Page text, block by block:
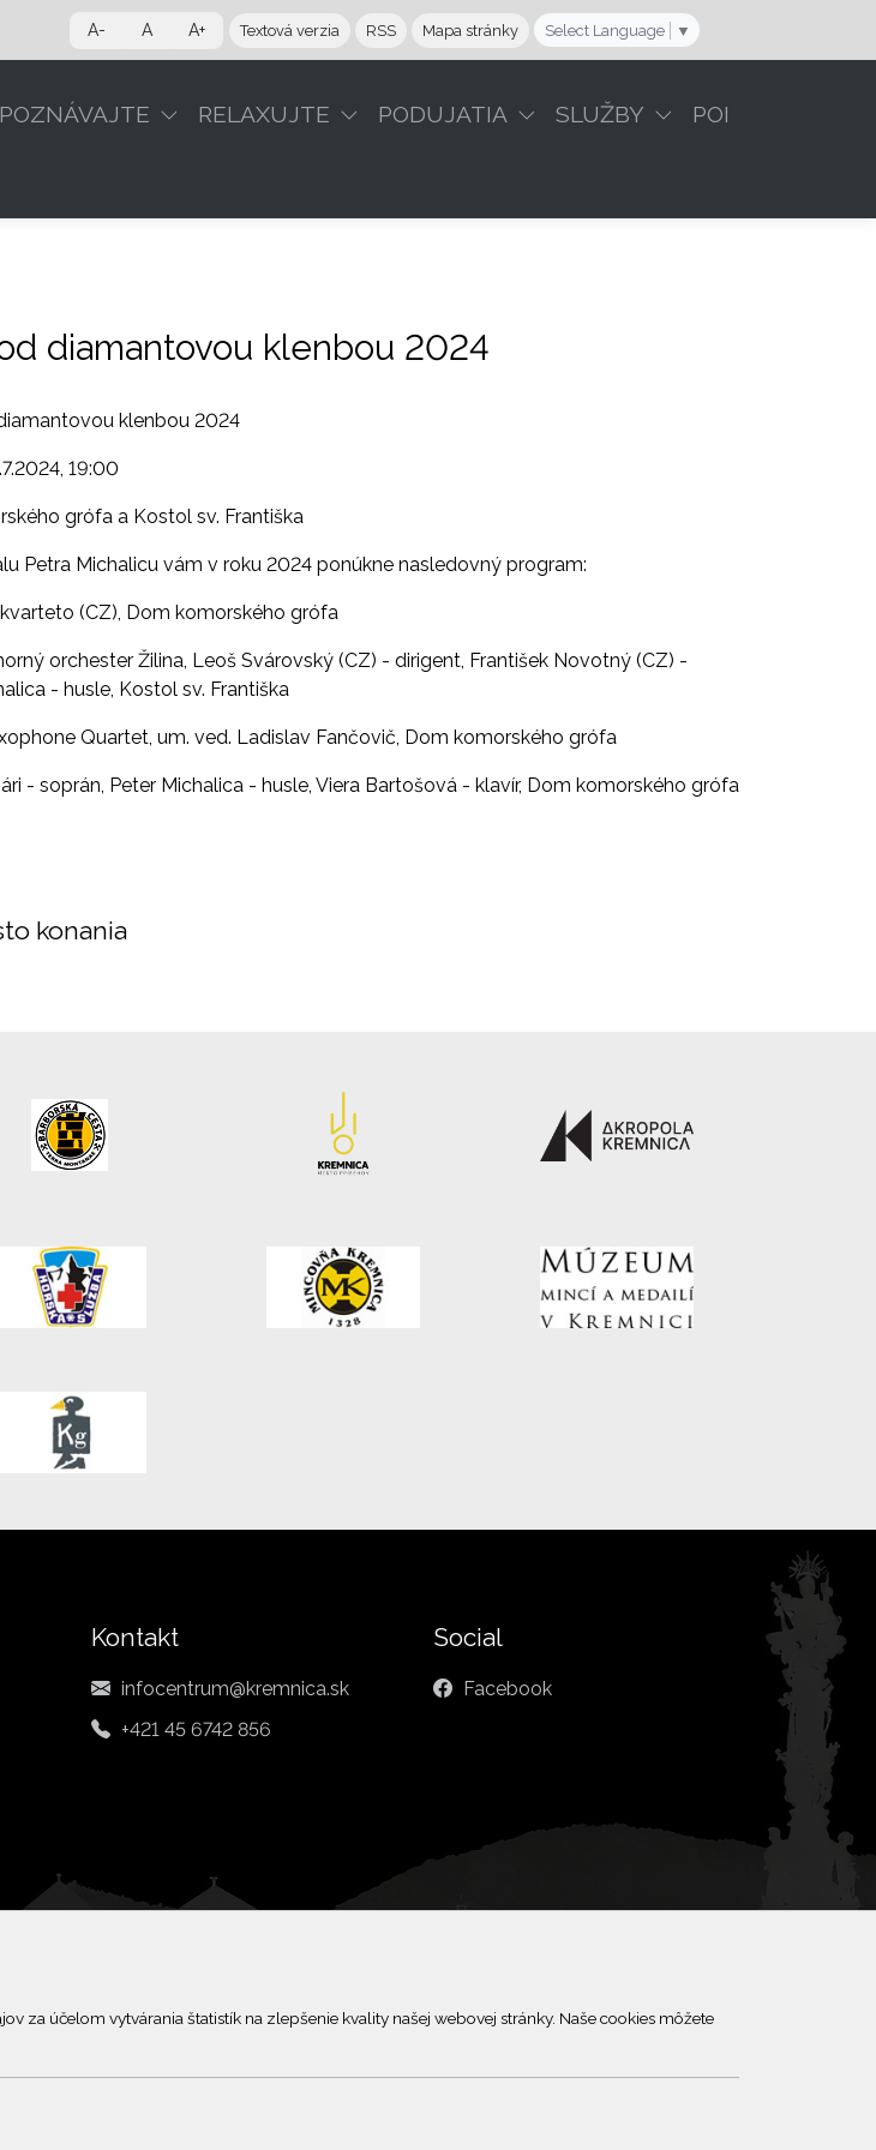
A- A A+ Textová verzia RSS Mapa stránky Select Language ▼
POZNÁVAJTE RELAXUJTE PODUJATIA SLUŽBY POI
diamantovou klenbou 2024
klenbou 2024
19:00
grófa a Kostol sv. Františka
Petra Michalicu vám v roku 2024 ponúkne nasledovný program:
(CZ), Dom komorského grófa
orchester Žilina, Leoš Svárovský (CZ) - dirigent, František Novotný (CZ) -
- husle, Kostol sv. Františka
Quartet, um. ved. Ladislav Fančovič, Dom komorského grófa
- soprán, Peter Michalica - husle, Viera Bartošová - klavír, Dom komorského grófa
konania
za účelom vytvárania štatistík na zlepšenie kvality našej webovej stránky. Naše cookies môžete
Kontakt
infocentrum@kremnica.sk
+421 45 6742 856
Social
Facebook
mayabella s.r.o., Všetky práva vyhradené.